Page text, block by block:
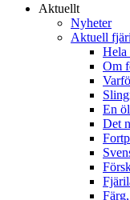
Aktuellt
Nyheter
Aktuell
Hela
Om
En
Det